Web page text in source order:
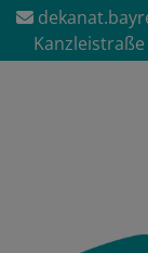
Direkt
zum
Inhalt